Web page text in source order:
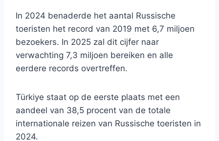
In 2024 benaderde het aantal Russische
toeristen het record van 2019 met 6,7 miljoen
bezoekers. In 2025 zal dit cijfer naar
verwachting 7,3 miljoen bereiken en alle
eerdere records overtreffen.
Türkiye staat op de eerste plaats met een
aandeel van 38,5 procent van de totale
internationale reizen van Russische toeristen in
2024.